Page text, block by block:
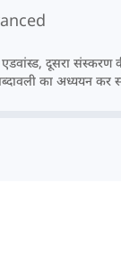
दूसरा संस्करण
का अध्ययन कर